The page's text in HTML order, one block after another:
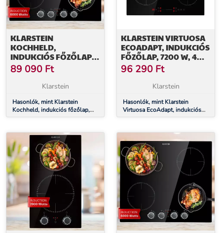
KLARSTEIN
KOCHHELD,
INDUKCIÓS FŐZŐLAP,
6000 W, 4 ZÓNA,
FORGÓ SZABÁLYOZÓK,
ÜVEG, FEKETE
89 090 Ft
Klarstein
Hasonlók, mint Klarstein
Kochheld, indukciós főzőlap,
6000 W, 4 zóna, forgó
KLARSTEIN VIRTUOSA
ECOADAPT, INDUKCIÓS
FŐZŐLAP, 7200 W, 4
ZÓNA, ÜVEG, FEKETE
96 290 Ft
Klarstein
Hasonlók, mint Klarstein
Virtuosa EcoAdapt, indukciós
főzőlap, 7200 W, 4 zóna, üveg,